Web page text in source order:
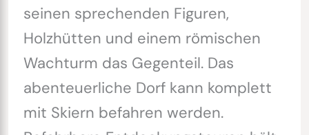
seinen sprechenden Figuren,
Holzhütten und einem römischen
Wachturm das Gegenteil. Das
abenteuerliche Dorf kann komplett
mit Skiern befahren werden.